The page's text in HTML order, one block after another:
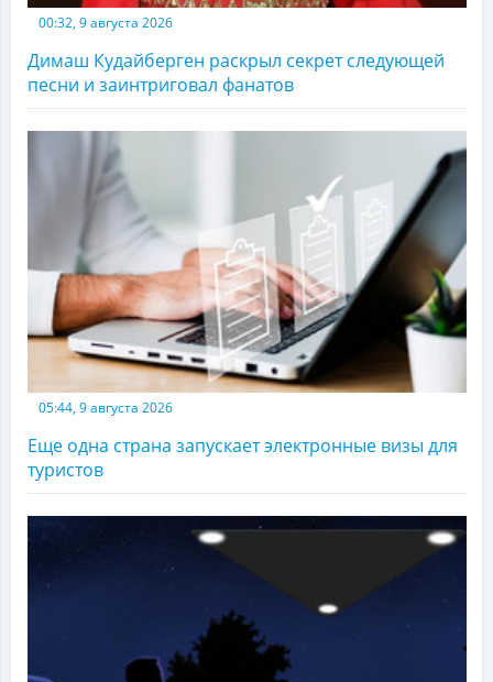
00:32, 9 августа 2026
Димаш Кудайберген раскрыл секрет следующей
песни и заинтриговал фанатов
05:44, 9 августа 2026
Еще одна страна запускает электронные визы для
туристов